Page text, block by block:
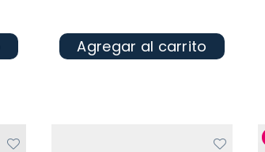
Agregar al carrito